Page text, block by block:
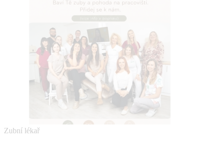
Zubní lékař